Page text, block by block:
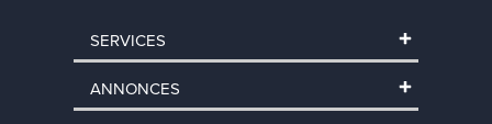
SERVICES
ANNONCES